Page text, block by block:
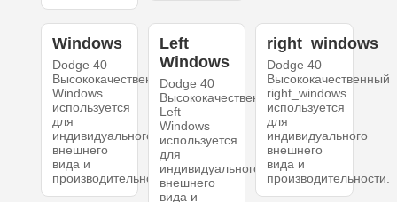
Windows
Dodge 40
Высококачественный
Windows
используется
для
индивидуального
внешнего
вида и
производительности.
Left
Windows
Dodge 40
Высококачественный
Left
Windows
используется
для
индивидуального
внешнего
вида и
right_windows
Dodge 40
Высококачественный
right_windows
используется
для
индивидуального
внешнего
вида и
производительности.